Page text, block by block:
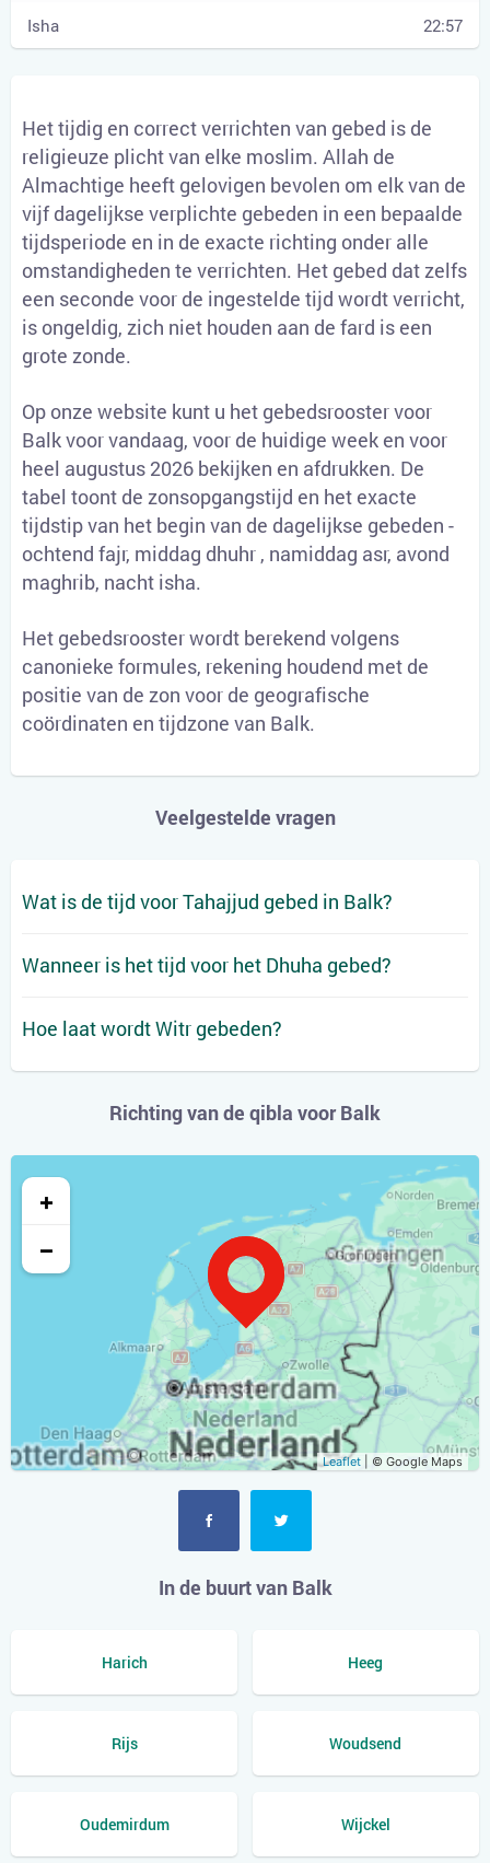
22:57
Het tijdig en correct verrichten van gebed is de
religieuze plicht van elke moslim. Allah de
Almachtige heeft gelovigen bevolen om elk van de
vijf dagelijkse verplichte gebeden in een bepaalde
tijdsperiode en in de exacte richting onder alle
omstandigheden te verrichten. Het gebed dat zelfs
een seconde voor de ingestelde tijd wordt verricht,
is ongeldig, zich niet houden aan de fard is een
grote zonde.
Op onze website kunt u het gebedsrooster voor
Balk voor vandaag, voor de huidige week en voor
heel augustus 2026 bekijken en afdrukken. De
tabel toont de zonsopgangstijd en het exacte
tijdstip van het begin van de dagelijkse gebeden -
ochtend fajr, middag dhuhr , namiddag asr, avond
maghrib, nacht isha.
Het gebedsrooster wordt berekend volgens
canonieke formules, rekening houdend met de
positie van de zon voor de geografische
coördinaten en tijdzone van Balk.
Veelgestelde vragen
Wat is de tijd voor Tahajjud gebed in Balk?
Wanneer is het tijd voor het Dhuha gebed?
Hoe laat wordt Witr gebeden?
Richting van de qibla voor Balk
+
−
Leaflet | © Google Maps
In de buurt van Balk
Harich Heeg
Rijs Woudsend
Oudemirdum Wijckel